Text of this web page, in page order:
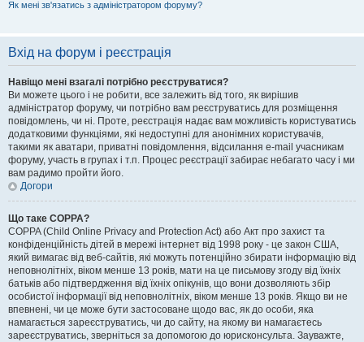
Як мені зв'язатись з адміністратором форуму?
Вхід на форум і реєстрація
Навіщо мені взагалі потрібно реєструватися?
Ви можете цього і не робити, все залежить від того, як вирішив
адміністратор форуму, чи потрібно вам реєструватись для розміщення
повідомлень, чи ні. Проте, реєстрація надає вам можливість користуватись
додатковими функціями, які недоступні для анонімних користувачів,
такими як аватари, приватні повідомлення, відсилання e-mail учасникам
форуму, участь в групах і т.п. Процес реєстрації забирає небагато часу і ми
вам радимо пройти його.
Догори
Що таке COPPA?
COPPA (Child Online Privacy and Protection Act) або Акт про захист та
конфіденційність дітей в мережі інтернет від 1998 року - це закон США,
який вимагає від веб-сайтів, які можуть потенційно збирати інформацію від
неповнолітніх, віком менше 13 років, мати на це письмову згоду від їхніх
батьків або підтвердження від їхніх опікунів, що вони дозволяють збір
особистої інформації від неповнолітніх, віком менше 13 років. Якщо ви не
впевнені, чи це може бути застосоване щодо вас, як до особи, яка
намагається зареєструватись, чи до сайту, на якому ви намагаєтесь
зареєструватись, зверніться за допомогою до юрисконсульта. Зауважте,